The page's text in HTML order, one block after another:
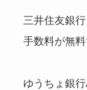
三井住友銀
手数料が無料
ゆうちょ銀